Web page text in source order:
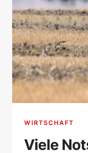
WIRTSCHAFT
Viele